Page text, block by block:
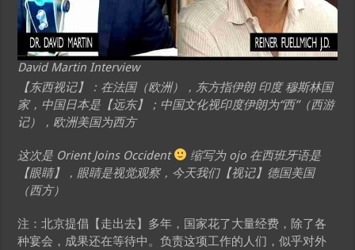
David Martin Interview
【东西视记】：在法国（欧洲），东方指伊朗 印度 穆斯林国
家，中国日本是【远东】；中国文化视印度伊朗为“西”（西游
记），欧洲美国为西方
这次是 Orient Joins Occident
缩写为 ojo 在西班牙语是
【眼睛】，眼睛是视觉观察，今天我们【视记】德国美国
（西方）
注：北京提倡【走出去】多年，国家花了大量经费，除了各
种宴会，成果还在等待中。负责这项工作的人们，似乎对外